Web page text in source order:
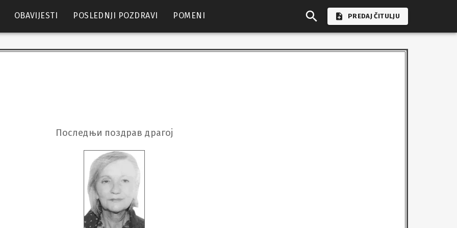
OBAVIJESTI POSLEDNJI POZDRAVI POMENI PREDAJ ČITULJU
Последњи поздрав драгој